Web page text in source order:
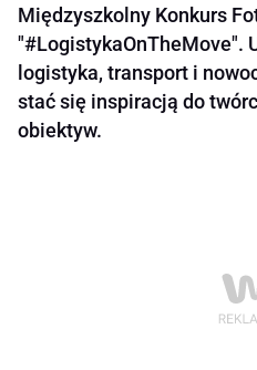
Międzyszkolny Konkurs
"#LogistykaOnTheMove".
logistyka, transport i
stać się inspiracją do
obiektyw.